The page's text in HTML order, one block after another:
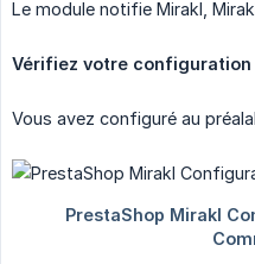
Le module notifie Mirakl,
Vérifiez votre configuration
Vous avez configuré au